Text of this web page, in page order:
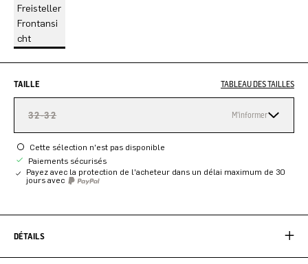
TAILLE TABLEAU DES TAILLES
32-32 M'informer
Cette sélection n'est pas disponible
Paiements sécurisés
Payez avec la protection de l'acheteur dans un délai maximum de 30
jours avec
DÉTAILS